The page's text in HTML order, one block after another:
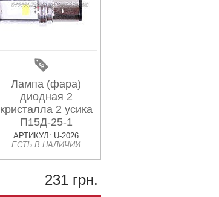
Лампа (фара)
диодная 2
кристалла 2 усика
П15Д-25-1
АРТИКУЛ: U-2026
ЕСТЬ В НАЛИЧИИ
231 грн.